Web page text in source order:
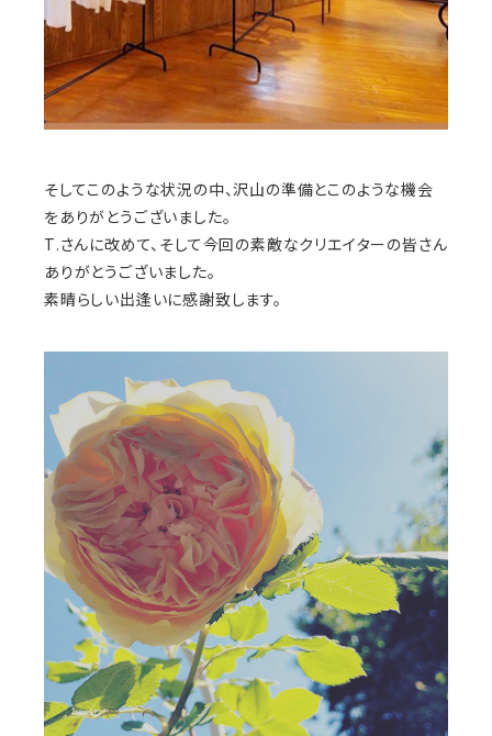
そしてこのような状況の中、沢山の準備とこのような機会
をありがとうございました。
T.さんに改めて、そして今回の素敵なクリエイターの皆さん
ありがとうございました。
素晴らしい出逢いに感謝致します。